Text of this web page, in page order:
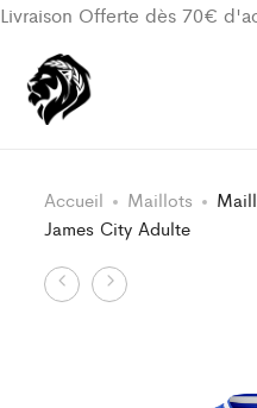
Livraison Offerte dès 70€
Accueil Maillots
James City Adulte
Product
Maillot
Maillot